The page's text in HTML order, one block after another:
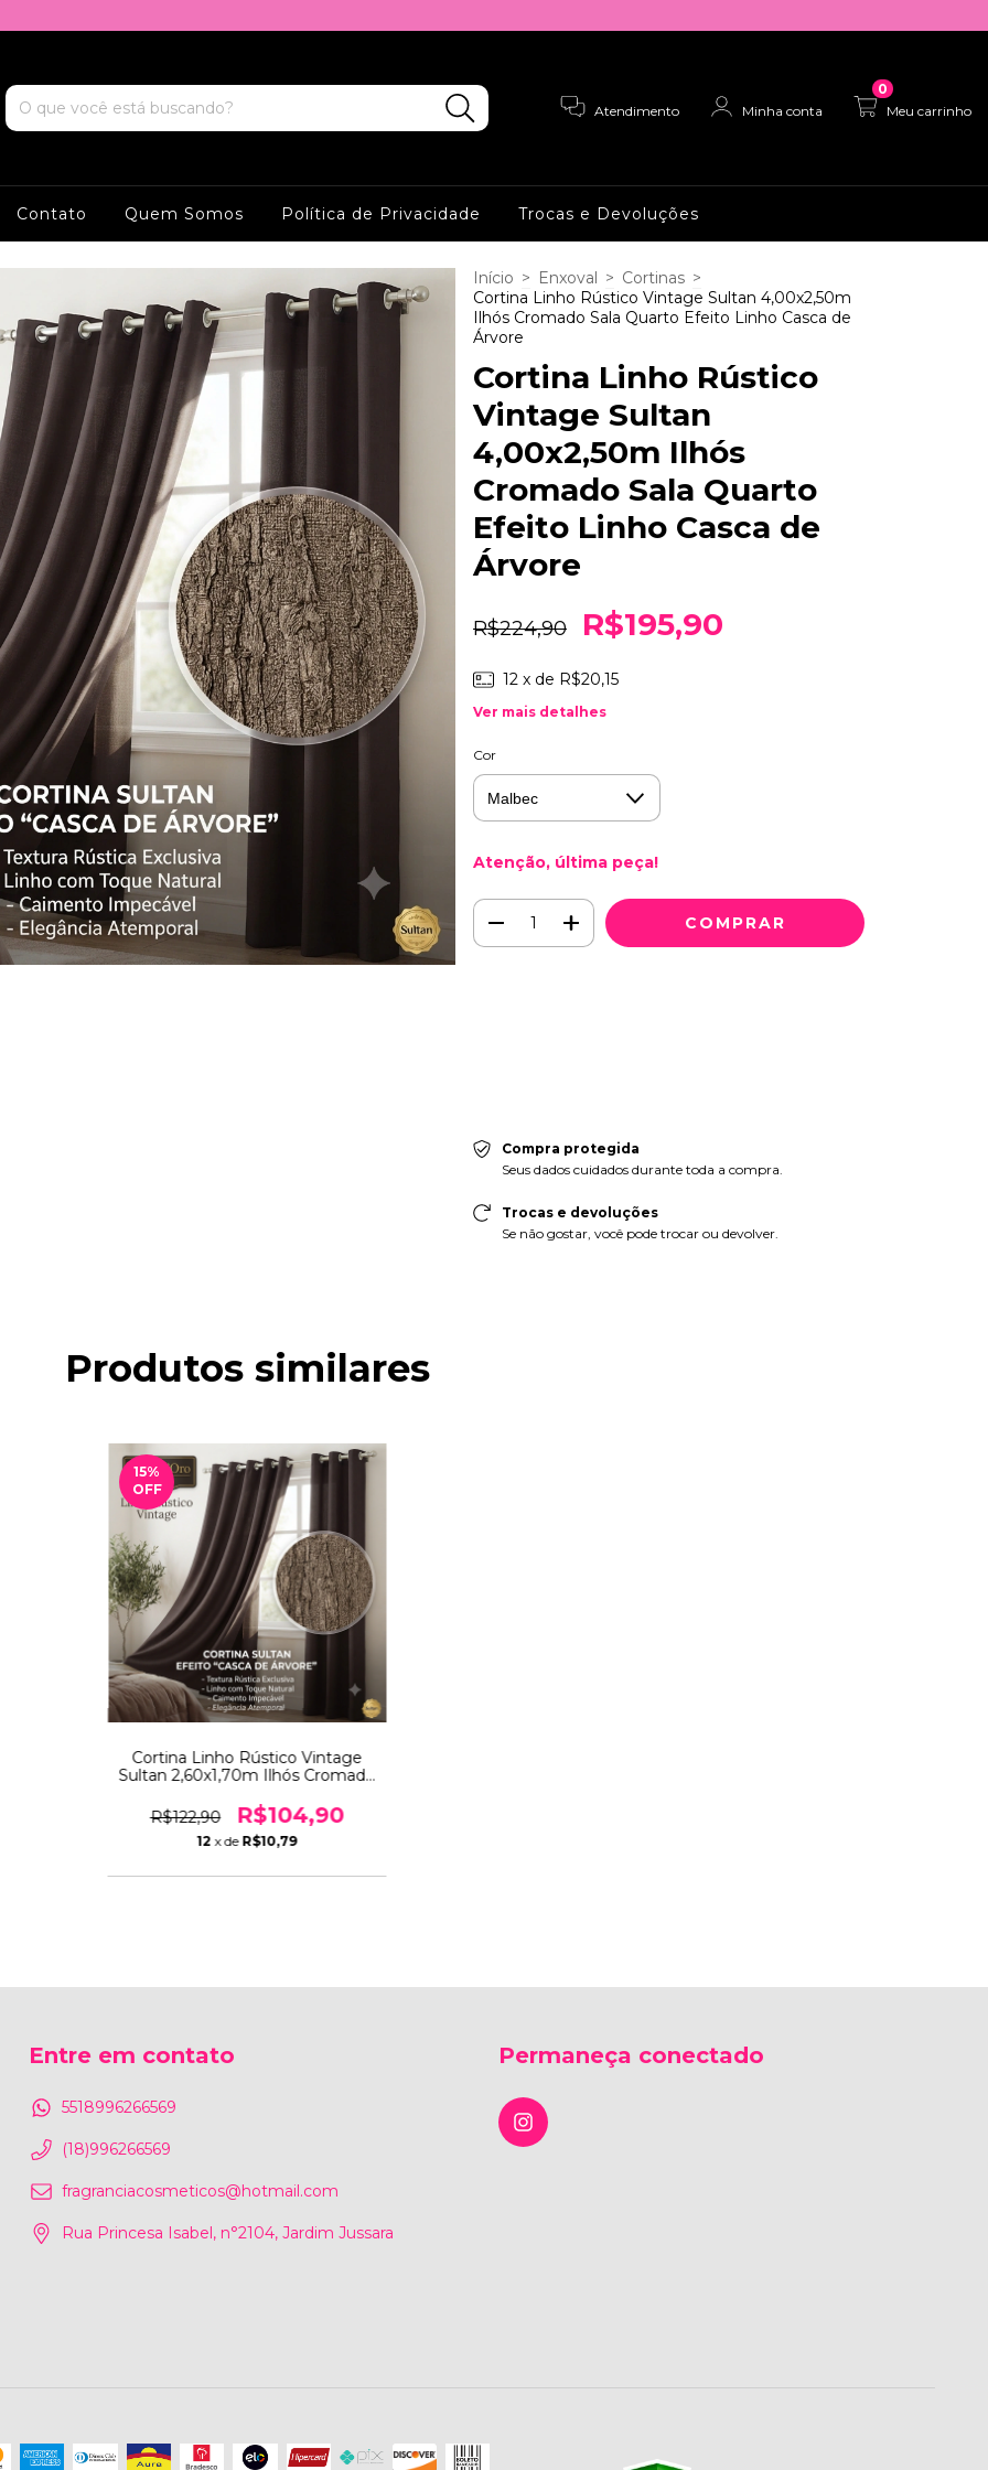
Atendimento Minha conta Meu carrinho
0
Contato Quem Somos Política de Privacidade Trocas e Devoluções
Início > Enxoval > Cortinas >
Cortina Linho Rústico Vintage Sultan 4,00x2,50m
Ilhós Cromado Sala Quarto Efeito Linho Casca de
Árvore
Cortina Linho Rústico
Vintage Sultan
4,00x2,50m Ilhós
Cromado Sala Quarto
Efeito Linho Casca de
Árvore
R$224,90 R$195,90
12 x de R$20,15
Ver mais detalhes
Cor
Atenção, última peça!
Compra protegida
Seus dados cuidados durante toda a compra.
Trocas e devoluções
Se não gostar, você pode trocar ou devolver.
Produtos similares
15%
OFF
Cortina Linho Rústico Vintage
Sultan 2,60x1,70m Ilhós Cromado
Árvore
R$122,90 R$104,90
12 x de R$10,79
Entre em contato
5518996266569
(18)996266569
fragranciacosmeticos@hotmail.com
Rua Princesa Isabel, n°2104, Jardim Jussara
Permaneça conectado